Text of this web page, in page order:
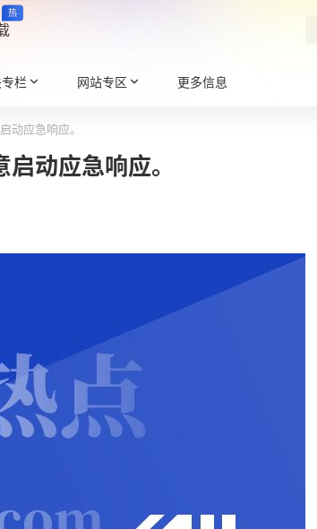
热
栏 网站专区 更多信息
动应急响应。
动应急响应。